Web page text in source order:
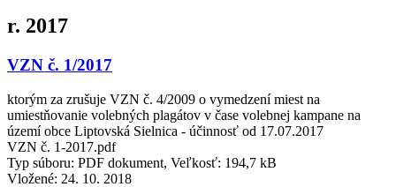
r. 2017
VZN č. 1/2017
ktorým za zrušuje VZN č. 4/2009 o vymedzení miest na
umiestňovanie volebných plagátov v čase volebnej kampane na
území obce Liptovská Sielnica - účinnosť od 17.07.2017
VZN č. 1-2017.pdf
Typ súboru: PDF dokument, Veľkosť: 194,7 kB
Vložené: 24. 10. 2018